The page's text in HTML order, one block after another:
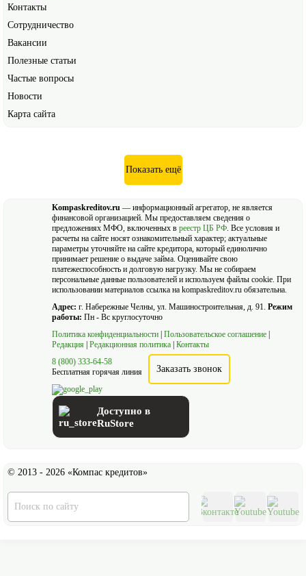
Контакты
Сотрудничество
Вакансии
Полезные статьи
Частые вопросы
Новости
Карта сайта
Показать ещё
Kompaskreditov.ru — информационный агрегатор, не является
финансовой организацией. Мы предоставляем сведения о
предложениях МФО, включенных в реестр ЦБ РФ. Все условия и
расчеты на сайте носят ознакомительный характер; актуальные
параметры уточняйте на сайте кредитора, который единолично
принимает решение о выдаче займа. Оценивайте свою
платежеспособность и долговую нагрузку. Мы не собираем
персональные данные пользователей и используем файлы cookie. При
использовании материалов ссылка на kompaskreditov.ru обязательна.
Адрес: г. Набережные Челны, ул. Машиностроительная, д. 91. Режим
работы: Пн - Вс круглосуточно
Политика конфиденциальности Пользовательское соглашение
Редакция Редакционная политика Контакты
8 (800) 333-64-58
Бесплатная горячая линия
Заказать звонок
Доступно в
RuStore
© 2013 - 2026 «Компас кредитов»